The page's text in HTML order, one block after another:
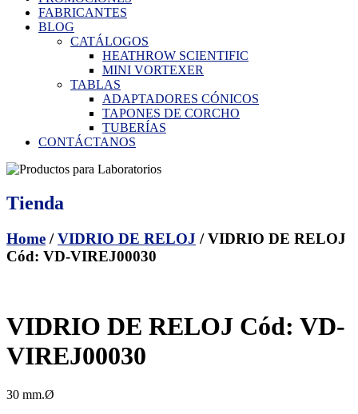
FABRICANTES
BLOG
CATÁLOGOS
HEATHROW SCIENTIFIC
MINI VORTEXER
TABLAS
ADAPTADORES CÓNICOS
TAPONES DE CORCHO
TUBERÍAS
CONTÁCTANOS
Tienda
Home /VIDRIO DE RELOJ / VIDRIO DE RELOJ
Cód: VD-VIREJ00030
VIDRIO DE RELOJ Cód: VD-
VIREJ00030
30 mm.Ø